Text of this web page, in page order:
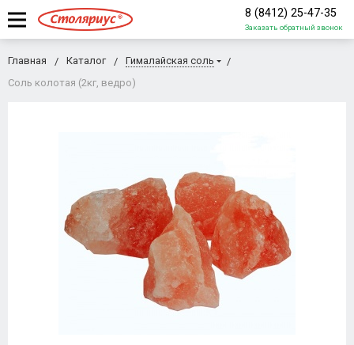
8 (8412) 25-47-35
Заказать обратный звонок
Главная Каталог
Гималайская соль
Соль колотая (2кг, ведро)